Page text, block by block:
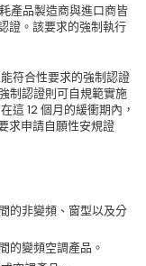
產品製造商與進口商皆
證。該要求的強制執行
符合性要求的強制認證
制認證則可自規範實施
這 12 個月的緩衝期內，
求申請自願性安規證
的非變頻、窗型以及分
變頻空調產品。